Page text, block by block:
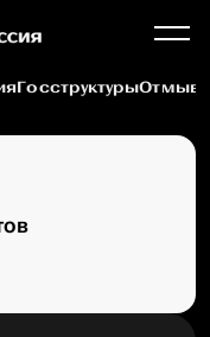
Госструктуры